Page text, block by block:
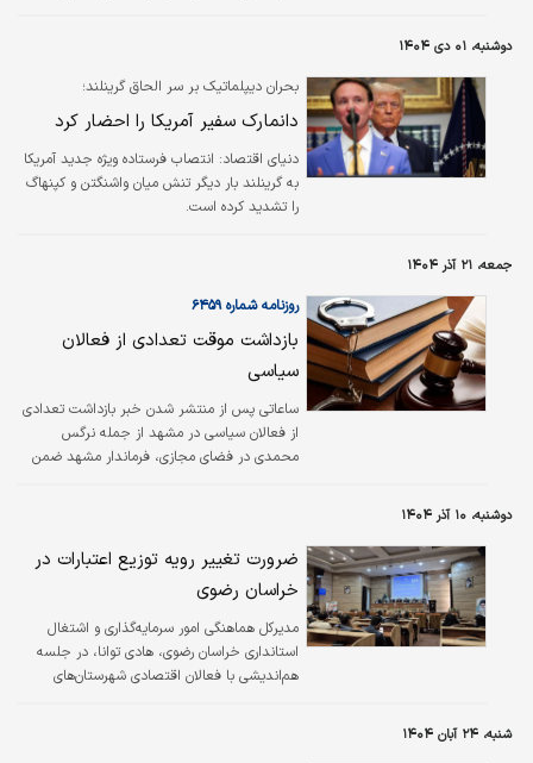
دوشنبه، ۰۱ دی ۱۴۰۴
بحران دیپلماتیک بر سر الحاق گرینلند؛
دانمارک سفیر آمریکا را احضار کرد
دنیای اقتصاد: انتصاب فرستاده ویژه جدید آمریکا
به گرینلند بار دیگر تنش میان واشنگتن و کپنهاگ
را تشدید کرده است.
جمعه، ۲۱ آذر ۱۴۰۴
روزنامه شماره ۶۴۵۹
بازداشت موقت تعدادی از فعالان
سیاسی
ساعاتی پس از منتشر شدن خبر بازداشت تعدادی
از فعالان سیاسی در مشهد از جمله نرگس
محمدی در فضای مجازی، فرماندار مشهد ضمن
اساس هماهنگی‌های انجام‌شده در شورای تامین
شهرستان بنا بود این افراد برای شرکت در مراسم
ترحیم خسرو علی‌کردی که در یک مسجد برگزار
شد، شرکت کنند و در فضای آرام مراسم برگزار
شود، اما متاسفانه عده‌ای این فضا را رعایت نکرده
و اقدام به بیان شعارهای…
دوشنبه، ۱۰ آذر ۱۴۰۴
ضرورت تغییر رویه توزیع اعتبارات در
خراسان رضوی
مدیرکل هماهنگی امور سرمایه‌گذاری و اشتغال
استانداری خراسان رضوی، هادی توانا، در جلسه
هم‌اندیشی با فعالان اقتصادی شهرستان‌های
شنبه، ۲۴ آبان ۱۴۰۴